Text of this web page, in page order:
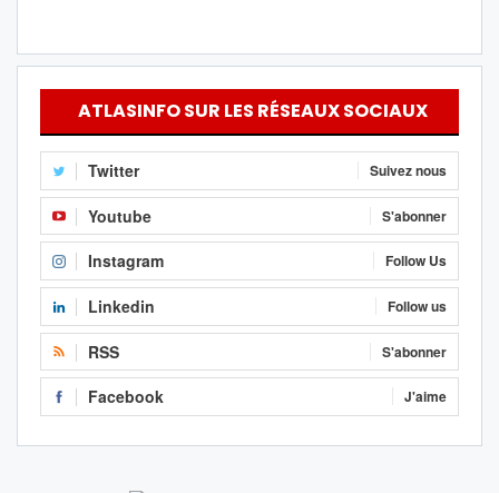
ATLASINFO SUR LES RÉSEAUX SOCIAUX
Twitter Suivez nous
Youtube S'abonner
Instagram Follow Us
Linkedin Follow us
RSS S'abonner
Facebook J'aime